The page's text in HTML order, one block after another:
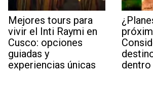
Mejores tours para
vivir el Inti Raymi en
Cusco: opciones
guiadas y
experiencias únicas
dentro